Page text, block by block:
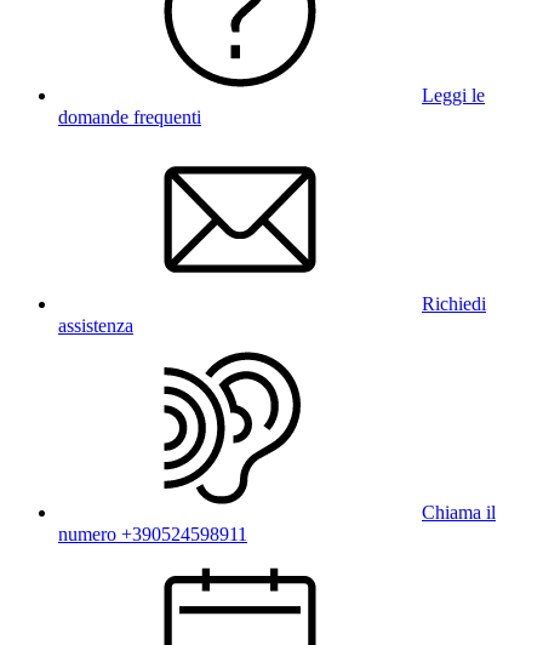
Leggi le
domande frequenti
Richiedi
assistenza
Chiama il
numero +390524598911